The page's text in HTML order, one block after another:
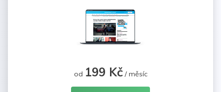
od 199 Kč/ měsíc